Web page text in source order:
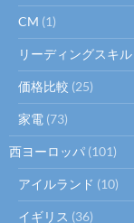
CM (1)
リーディングスキル
価格比較 (25)
家電 (73)
西ヨーロッパ (101)
アイルランド (10)
イギリス (36)